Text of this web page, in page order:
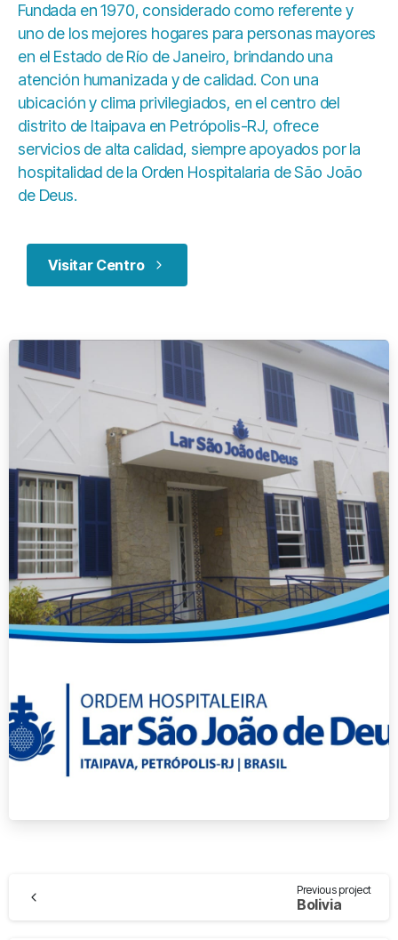
Fundada en 1970, considerado como referente y
uno de los mejores hogares para personas mayores
en el Estado de Río de Janeiro, brindando una
atención humanizada y de calidad. Con una
ubicación y clima privilegiados, en el centro del
distrito de Itaipava en Petrópolis-RJ, ofrece
servicios de alta calidad, siempre apoyados por la
hospitalidad de la Orden Hospitalaria de São João
de Deus.
Visitar Centro
Previous project
Bolivia